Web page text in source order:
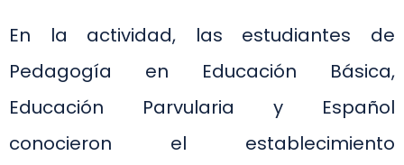
En la actividad, las estudiantes de
Pedagogía en Educación Básica,
Educación Parvularia y Español
conocieron el establecimiento